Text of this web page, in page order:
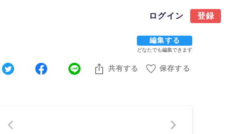
ログイン 登録
編集する
どなたでも編集できます
共有する 保存する